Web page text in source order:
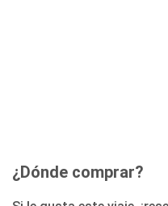
¿Dónde comprar?